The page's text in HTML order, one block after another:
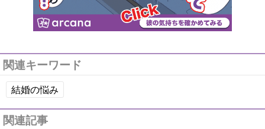
関連キーワード
結婚の悩み
関連記事